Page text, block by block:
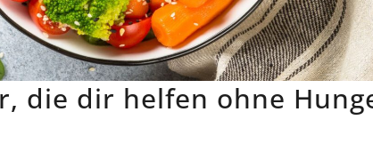
die dir helfen ohne